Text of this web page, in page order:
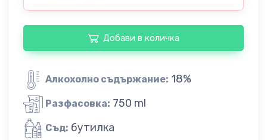
Добави в количка
Алкохолно съдържание: 18%
Разфасовка: 750 ml
Съд: бутилка